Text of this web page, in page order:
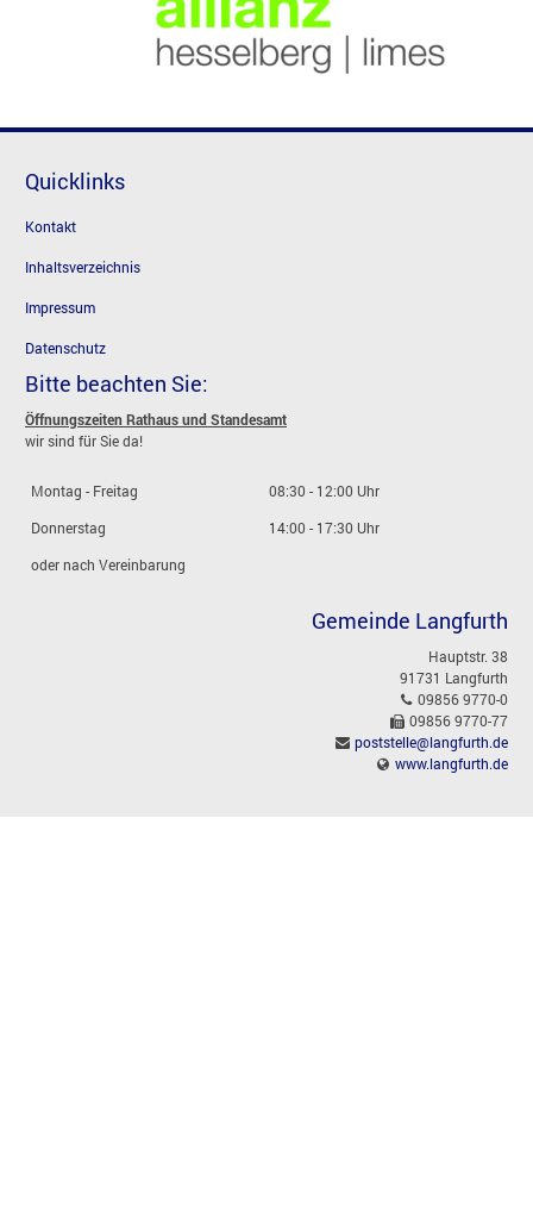
Quicklinks
Kontakt
Inhaltsverzeichnis
Impressum
Datenschutz
Bitte beachten Sie:
Öffnungszeiten Rathaus und Standesamt
wir sind für Sie da!
Montag - Freitag
08:30 - 12:00 Uhr
Donnerstag
14:00 - 17:30 Uhr
oder nach Vereinbarung
Gemeinde Langfurth
Hauptstr. 38
91731 Langfurth
09856 9770-0
09856 9770-77
poststelle@langfurth.de
www.langfurth.de